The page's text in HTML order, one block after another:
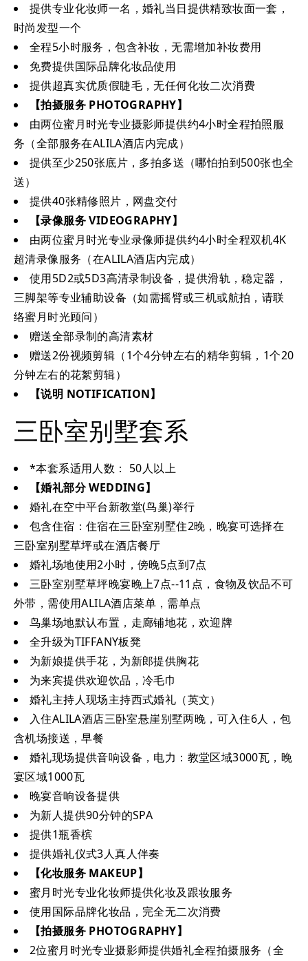
提供专业化妆师一名，婚礼当日提供精致妆面一套，
时尚发型一个
全程5小时服务，包含补妆，无需增加补妆费用
免费提供国际品牌化妆品使用
提供超真实优质假睫毛，无任何化妆二次消费
【拍摄服务 PHOTOGRAPHY】
由两位蜜月时光专业摄影师提供约4小时全程拍照服
务（全部服务在ALILA酒店内完成）
提供至少250张底片，多拍多送（哪怕拍到500张也全
送）
提供40张精修照片，网盘交付
【录像服务 VIDEOGRAPHY】
由两位蜜月时光专业录像师提供约4小时全程双机4K
超清录像服务（在ALILA酒店内完成）
使用5D2或5D3高清录制设备，提供滑轨，稳定器，
三脚架等专业辅助设备（如需摇臂或三机或航拍，请联
络蜜月时光顾问）
赠送全部录制的高清素材
赠送2份视频剪辑（1个4分钟左右的精华剪辑，1个20
分钟左右的花絮剪辑）
【说明 NOTIFICATION】
三卧室别墅套系
*本套系适用人数： 50人以上
【婚礼部分 WEDDING】
婚礼在空中平台新教堂(鸟巢)举行
包含住宿：住宿在三卧室别墅住2晚，晚宴可选择在
三卧室别墅草坪或在酒店餐厅
婚礼场地使用2小时，傍晚5点到7点
三卧室别墅草坪晚宴晚上7点--11点，食物及饮品不可
外带，需使用ALILA酒店菜单，需单点
鸟巢场地默认布置，走廊铺地花，欢迎牌
全升级为TIFFANY板凳
为新娘提供手花，为新郎提供胸花
为来宾提供欢迎饮品，冷毛巾
婚礼主持人现场主持西式婚礼（英文）
入住ALILA酒店三卧室悬崖别墅两晚，可入住6人，包
含机场接送，早餐
婚礼现场提供音响设备，电力：教堂区域3000瓦，晚
宴区域1000瓦
晚宴音响设备提供
为新人提供90分钟的SPA
提供1瓶香槟
提供婚礼仪式3人真人伴奏
【化妆服务 MAKEUP】
蜜月时光专业化妆师提供化妆及跟妆服务
使用国际品牌化妆品，完全无二次消费
【拍摄服务 PHOTOGRAPHY】
2位蜜月时光专业摄影师提供婚礼全程拍摄服务（全